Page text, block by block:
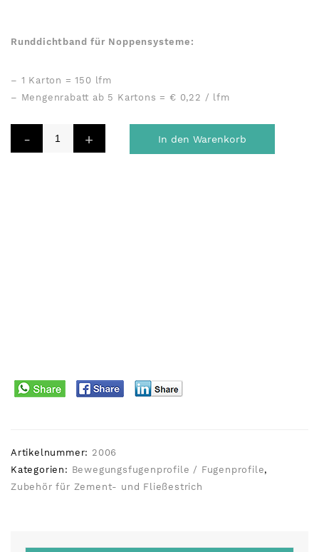
Runddichtband für Noppensysteme:
– 1 Karton = 150 lfm
– Mengenrabatt ab 5 Kartons = € 0,22 / lfm
In den Warenkorb
Artikelnummer: 2006
Kategorien: Bewegungsfugenprofile / Fugenprofile,
Zubehör für Zement- und Fließestrich